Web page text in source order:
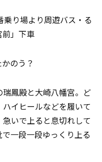
り場より周遊バス・る
」下車
のう？
鳳殿と大崎八幡宮。ど
イヒールなどを履いて
いで上ると息切れして
一段一段ゆっくり上る